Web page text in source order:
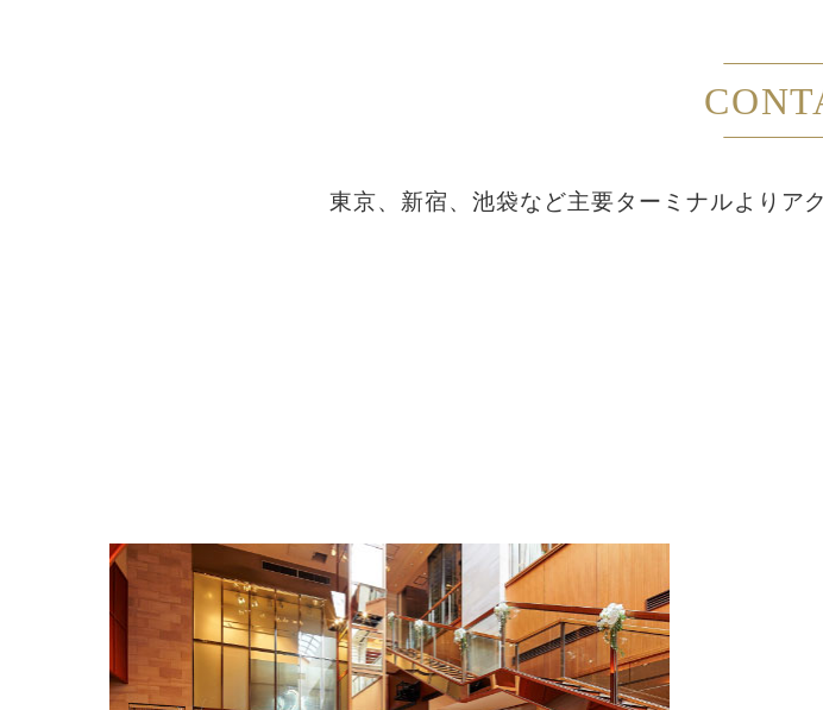
東京、新宿、池袋など主要ターミナルより ア